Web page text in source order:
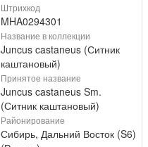
Штрихкод
MHA0294301
Название в коллекции
Juncus castaneus (Ситник
каштановый)
Принятое название
Juncus castaneus Sm.
(Ситник каштановый)
Районирование
Сибирь, Дальний Восток (S6)